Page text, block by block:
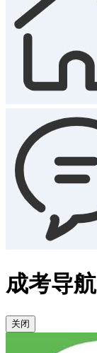
成考导航
关闭